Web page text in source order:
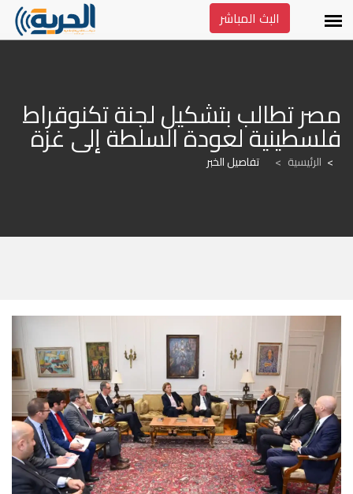
البث المباشر
فلسطينية لعودة السلطة إلى غزة
الرئيسية > تفاصيل الخبر